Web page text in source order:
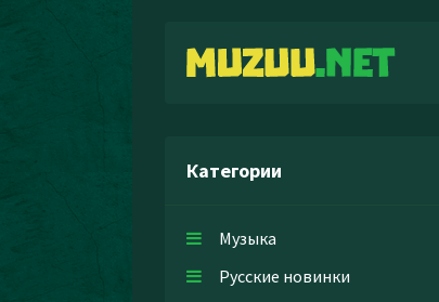
Категории
Музыка
Русские новинки